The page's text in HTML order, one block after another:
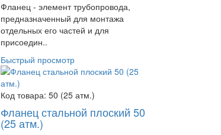
Фланец - элемент трубопровода,
предназначенный для монтажа
отдельных его частей и для
присоедин..
Быстрый просмотр
Код товара: 50 (25 атм.)
Фланец стальной плоский 50
(25 атм.)